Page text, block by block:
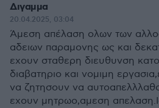
Διγαμμα
20.04.2025, 03:04
Άμεση απέλαση ολων των
αδειων παραμονης ως και
εχουν σταθερη διευθυνση
διαβατηριο και νομιμη
να ζητησουν να
εχουν μητρωο,αμεση